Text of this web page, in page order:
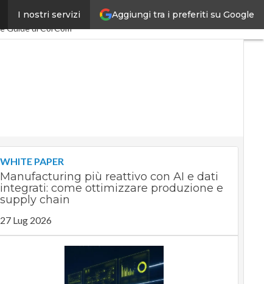
Aggiungi tra i preferiti su Google
I nostri servizi
PA Digitale
Guide di CorCom
WHITE PAPER
Manufacturing più reattivo con AI e dati
integrati: come ottimizzare produzione e
supply chain
27 Lug 2026